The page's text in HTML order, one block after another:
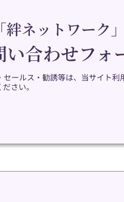
「絆ネットワーク」
い合わせフォ
ールス・勧誘等は、当サイト
さい。